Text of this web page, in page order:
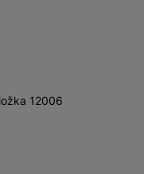
12006